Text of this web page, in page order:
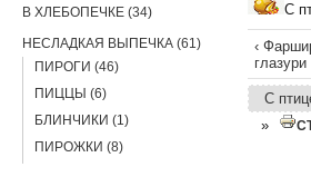
С
‹
глазури
С
»
В ХЛЕБОПЕЧКЕ (34)
НЕСЛАДКАЯ ВЫПЕЧКА (61)
ПИРОГИ (46)
ПИЦЦЫ (6)
БЛИНЧИКИ (1)
ПИРОЖКИ (8)